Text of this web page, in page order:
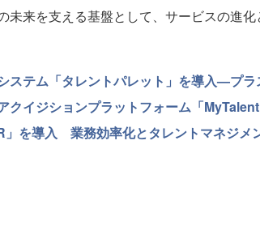
来を支える基盤として、サービスの進化
ステム「タレントパレット」を導入—プ
クイジションプラットフォーム「
」を導入 業務効率化とタレントマネジ